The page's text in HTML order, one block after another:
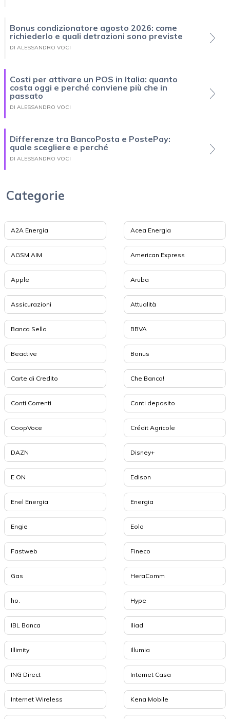
Bonus condizionatore agosto 2026: come
richiederlo e quali detrazioni sono previste
DI ALESSANDRO VOCI
Costi per attivare un POS in Italia: quanto
costa oggi e perché conviene più che in
passato
DI ALESSANDRO VOCI
Differenze tra BancoPosta e PostePay:
quale scegliere e perché
DI ALESSANDRO VOCI
Categorie
A2A Energia Acea Energia
AGSM AIM American Express
Apple Aruba
Assicurazioni Attualità
Banca Sella BBVA
Beactive Bonus
Carte di Credito Che Banca!
Conti Correnti Conti deposito
CoopVoce Crédit Agricole
DAZN Disney+
E.ON Edison
Enel Energia Energia
Engie Eolo
Fastweb Fineco
Gas HeraComm
ho. Hype
IBL Banca Iliad
Illimity Illumia
ING Direct Internet Casa
Internet Wireless Kena Mobile